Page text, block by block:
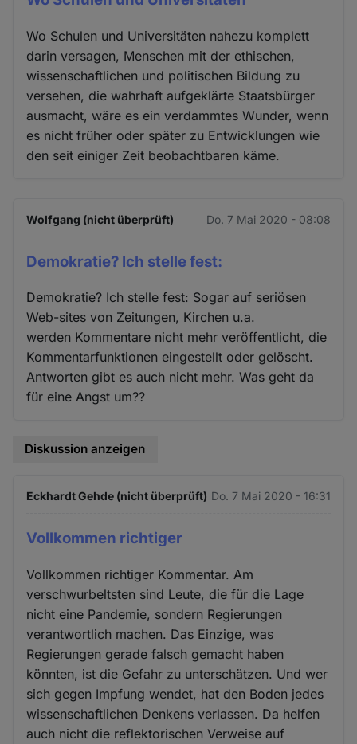
Wo Schulen und Universitäten nahezu komplett
darin versagen, Menschen mit der ethischen,
wissenschaftlichen und politischen Bildung zu
versehen, die wahrhaft aufgeklärte Staatsbürger
ausmacht, wäre es ein verdammtes Wunder, wenn
es nicht früher oder später zu Entwicklungen wie
den seit einiger Zeit beobachtbaren käme.
Wolfgang (nicht überprüft) Do. 7 Mai 2020 - 08:08
Demokratie? Ich stelle fest:
Demokratie? Ich stelle fest: Sogar auf seriösen
Web-sites von Zeitungen, Kirchen u.a.
werden Kommentare nicht mehr veröffentlicht, die
Kommentarfunktionen eingestellt oder gelöscht.
Antworten gibt es auch nicht mehr. Was geht da
für eine Angst um??
Diskussion anzeigen
Eckhardt Gehde (nicht überprüft) Do. 7 Mai 2020 - 16:31
Vollkommen richtiger
Vollkommen richtiger Kommentar. Am
verschwurbeltsten sind Leute, die für die Lage
nicht eine Pandemie, sondern Regierungen
verantwortlich machen. Das Einzige, was
Regierungen gerade falsch gemacht haben
könnten, ist die Gefahr zu unterschätzen. Und wer
sich gegen Impfung wendet, hat den Boden jedes
wissenschaftlichen Denkens verlassen. Da helfen
auch nicht die reflektorischen Verweise auf